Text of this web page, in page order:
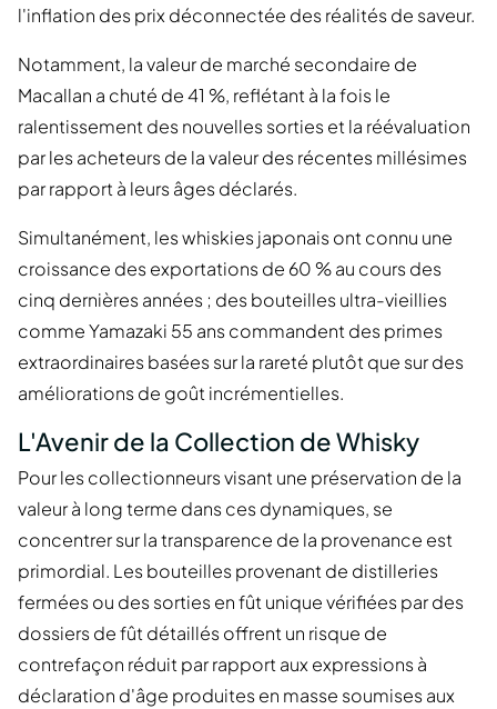
l'inflation des prix déconnectée des réalités de saveur.
Notamment, la valeur de marché secondaire de
Macallan a chuté de 41 %, reflétant à la fois le
ralentissement des nouvelles sorties et la réévaluation
par les acheteurs de la valeur des récentes millésimes
par rapport à leurs âges déclarés.
Simultanément, les whiskies japonais ont connu une
croissance des exportations de 60 % au cours des
cinq dernières années ; des bouteilles ultra-vieillies
comme Yamazaki 55 ans commandent des primes
extraordinaires basées sur la rareté plutôt que sur des
améliorations de goût incrémentielles.
L'Avenir de la Collection de Whisky
Pour les collectionneurs visant une préservation de la
valeur à long terme dans ces dynamiques, se
concentrer sur la transparence de la provenance est
primordial. Les bouteilles provenant de distilleries
fermées ou des sorties en fût unique vérifiées par des
dossiers de fût détaillés offrent un risque de
contrefaçon réduit par rapport aux expressions à
déclaration d'âge produites en masse soumises aux